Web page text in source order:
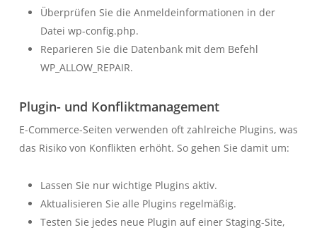
Überprüfen Sie die Anmeldeinformationen in der
Datei wp-config.php.
Reparieren Sie die Datenbank mit dem Befehl
WP_ALLOW_REPAIR.
Plugin- und Konfliktmanagement
E-Commerce-Seiten verwenden oft zahlreiche Plugins, was
das Risiko von Konflikten erhöht. So gehen Sie damit um:
Lassen Sie nur wichtige Plugins aktiv.
Aktualisieren Sie alle Plugins regelmäßig.
Testen Sie jedes neue Plugin auf einer Staging-Site,